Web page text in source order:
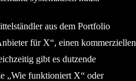
aus dem Portfolio
für X“, einen kommerziellen
gibt es dutzende
„Wie funktioniert X“ oder